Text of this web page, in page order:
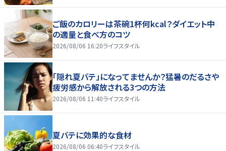
ご飯のカロリーは茶碗1杯何kcal？ダイエット中
の適量と食べ方のコツ
2026/08/06 16:20ライフスタイル
「隠れ夏バテ」になってませんか？猛暑のだるさや
疲労感から解放される3つの方法
2026/08/06 11:40ライフスタイル
夏バテに効果的な食材
2026/08/06 06:40ライフスタイル